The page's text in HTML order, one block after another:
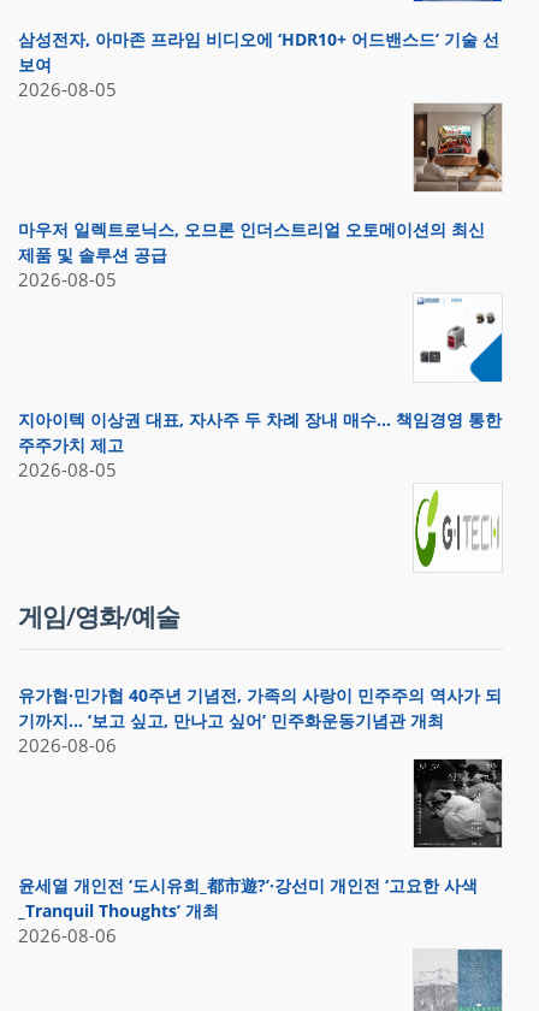
삼성전자, 아마존 프라임 비디오에 ‘HDR10+ 어드밴스드’ 기술 선
보여
2026-08-05
마우저 일렉트로닉스, 오므론 인더스트리얼 오토메이션의 최신
제품 및 솔루션 공급
2026-08-05
지아이텍 이상권 대표, 자사주 두 차례 장내 매수… 책임경영 통한
주주가치 제고
2026-08-05
게임/영화/예술
유가협·민가협 40주년 기념전, 가족의 사랑이 민주주의 역사가 되
기까지… ‘보고 싶고, 만나고 싶어’ 민주화운동기념관 개최
2026-08-06
윤세열 개인전 ‘도시유희_都市遊?’·강선미 개인전 ‘고요한 사색
_Tranquil Thoughts’ 개최
2026-08-06